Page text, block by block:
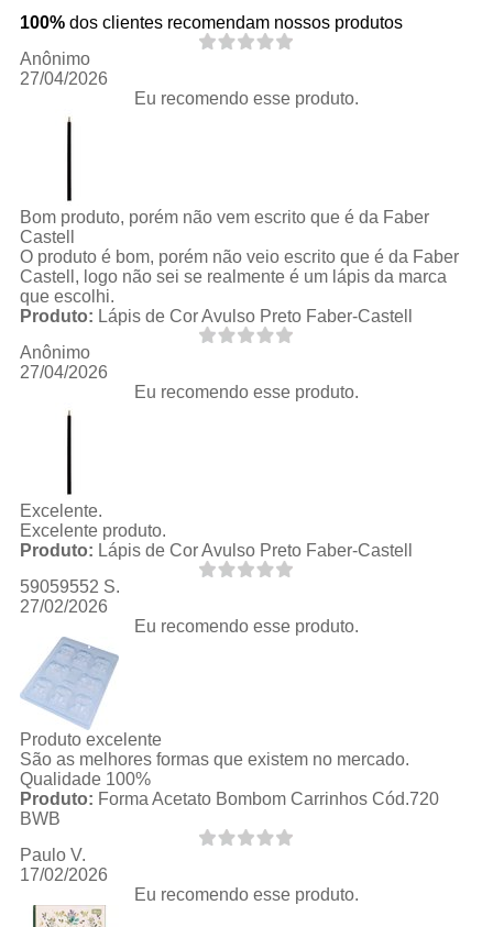
100% dos clientes recomendam nossos produtos
Anônimo
27/04/2026
Eu recomendo esse produto.
Bom produto, porém não vem escrito que é da Faber
Castell
O produto é bom, porém não veio escrito que é da Faber
Castell, logo não sei se realmente é um lápis da marca
que escolhi.
Produto: Lápis de Cor Avulso Preto Faber-Castell
Anônimo
27/04/2026
Eu recomendo esse produto.
Excelente.
Excelente produto.
Produto: Lápis de Cor Avulso Preto Faber-Castell
59059552 S.
27/02/2026
Eu recomendo esse produto.
Produto excelente
São as melhores formas que existem no mercado.
Qualidade 100%
Produto: Forma Acetato Bombom Carrinhos Cód.720
BWB
Paulo V.
17/02/2026
Eu recomendo esse produto.